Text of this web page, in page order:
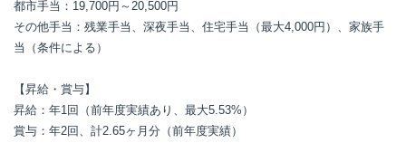
都市手当：19,700円～20,500円
その他手当：残業手当、深夜手当、住宅手当（最大4,000円）、家族手
当（条件による）
【昇給・賞与】
昇給：年1回（前年度実績あり、最大5.53%）
賞与：年2回、計2.65ヶ月分（前年度実績）